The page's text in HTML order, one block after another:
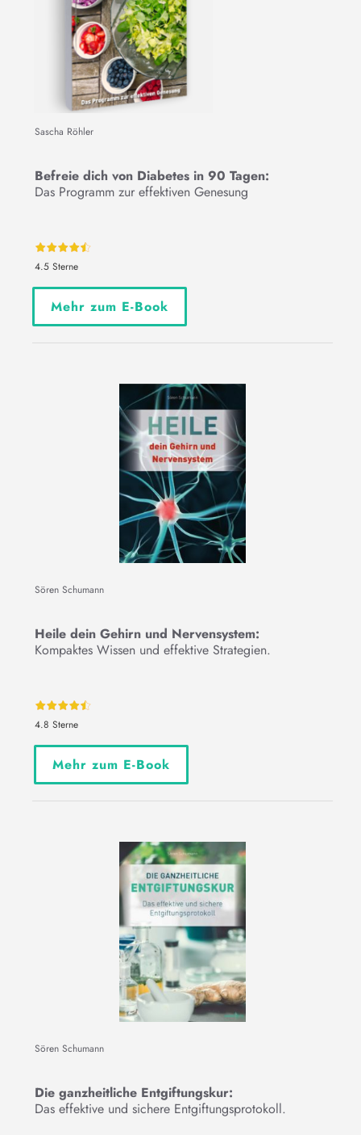
Sascha Röhler
Befreie dich von Diabetes in 90 Tagen:
Das Programm zur effektiven Genesung
4.5 Sterne
Mehr zum E-Book
Sören Schumann
Heile dein Gehirn und Nervensystem:
Kompaktes Wissen und effektive Strategien.
4.8 Sterne
Mehr zum E-Book
Sören Schumann
Die ganzheitliche Entgiftungskur:
Das effektive und sichere Entgiftungsprotokoll.